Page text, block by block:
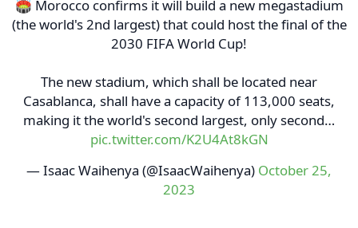
🏟️ Morocco confirms it will build a new megastadium
(the world's 2nd largest) that could host the final of the
2030 FIFA World Cup!
The new stadium, which shall be located near
Casablanca, shall have a capacity of 113,000 seats,
making it the world's second largest, only second…
pic.twitter.com/K2U4At8kGN
— Isaac Waihenya (@IsaacWaihenya) October 25,
2023